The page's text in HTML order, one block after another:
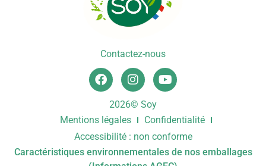
Contactez-nous
2026© Soy
Mentions légales
Confidentialité
Accessibilité : non conforme
Caractéristiques environnementales de nos emballages